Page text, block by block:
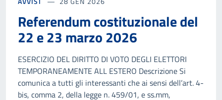
Referendum costituzionale del
22 e 23 marzo 2026
ESERCIZIO DEL DIRITTO DI VOTO DEGLI ELETTORI
TEMPORANEAMENTE ALL ESTERO Descrizione Si
comunica a tutti gli interessanti che ai sensi dell’art. 4-
bis, comma 2, della legge n. 459/01, e ss.mm,